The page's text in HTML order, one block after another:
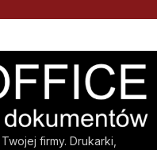
firmy. Drukarki,